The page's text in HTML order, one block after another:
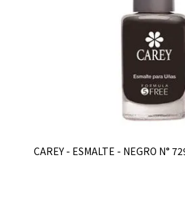
CAREY - ESMALTE - NEGRO N°